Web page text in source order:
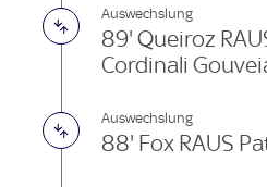
Auswechslung
89' Queiroz
Cordinali
Auswechslung
88' Fox RAUS